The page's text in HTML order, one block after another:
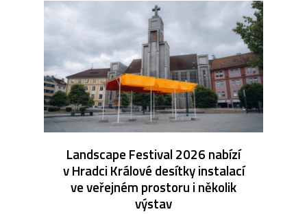
Landscape Festival 2026 nabízí
v Hradci Králové desítky instalací
ve veřejném prostoru i několik
výstav